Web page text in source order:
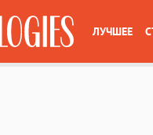
ЛУЧШЕЕ